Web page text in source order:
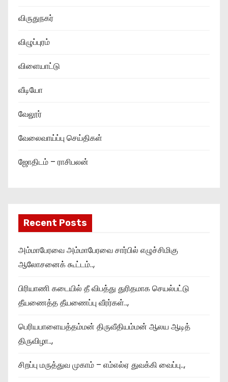
விருதுநகர்
விழுப்புரம்
விளையாட்டு
வீடியோ
வேலூர்
வேலைவாய்ப்பு செய்திகள்
ஜோதிடம் – ராசிபலன்
Recent Posts
அம்மாபேரவை அம்மாபேரவை சார்பில் எழுச்சிமிகு
ஆலோசனைக் கூட்டம்..,
பிரியாணி கடையில் தீ விபத்து துரிதமாக செயல்பட்டு
தீயணைத்த தீயணைப்பு வீரர்கள்..,
பெரியபாளையத்தம்மன் திருவீதியம்மன் ஆலய ஆடித்
திருவிழா..,
சிறப்பு மருத்துவ முகாம் – எம்எல்ஏ துவக்கி வைப்பு..,